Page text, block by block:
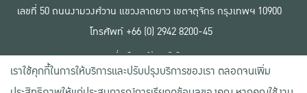
เลขที่ 50 ถนนงามวงศ์วาน แขวงลาดยาว เขตจตุจักร กรุงเทพฯ 10900
โทรศัพท์ +66 (0) 2942 8200-45
เงื่อนไขการใช้งานเว็บไซต์
ข้อตกลงด้านสิทธิ์ใช้งาน
นโยบายความเป็นส่วนตัว
เราใช้คุกกี้ในการให้บริการและปรับปรุงบริการของเรา ตลอดจนเพิ่ม